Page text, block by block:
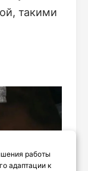
такими
работы
адаптации к